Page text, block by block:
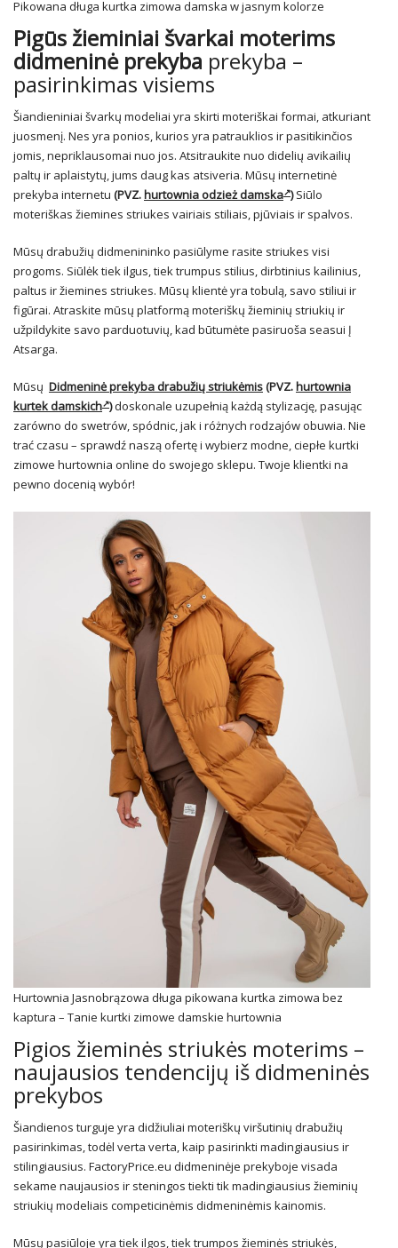
Pikowana długa kurtka zimowa damska w jasnym kolorze
Pigūs žieminiai švarkai moterims
didmeninė prekyba prekyba –
pasirinkimas visiems
Šiandieniniai švarkų modeliai yra skirti moteriškai formai, atkuriant
juosmenį. Nes yra ponios, kurios yra patrauklios ir pasitikinčios
jomis, nepriklausomai nuo jos. Atsitraukite nuo didelių avikailių
paltų ir aplaistytų, jums daug kas atsiveria. Mūsų internetinė
prekyba internetu (PVZ. hurtownia odzież damska )Siūlo
moteriškas žiemines striukes vairiais stiliais, pjūviais ir spalvos.
Mūsų drabužių didmenininko pasiūlyme rasite striukes visi
progoms. Siūlėk tiek ilgus, tiek trumpus stilius, dirbtinius kailinius,
paltus ir žiemines striukes. Mūsų klientė yra tobulą, savo stiliui ir
figūrai. Atraskite mūsų platformą moteriškų žieminių striukių ir
užpildykite savo parduotuvių, kad būtumėte pasiruoša seasui Į
Atsarga.
Mūsų Didmeninė prekyba drabužių striukėmis(PVZ. hurtownia
kurtek damskich )doskonale uzupełnią każdą stylizację, pasując
zarówno do swetrów, spódnic, jak i różnych rodzajów obuwia. Nie
trać czasu – sprawdź naszą ofertę i wybierz modne, ciepłe kurtki
zimowe hurtownia online do swojego sklepu. Twoje klientki na
pewno docenią wybór!
Hurtownia Jasnobrązowa długa pikowana kurtka zimowa bez
kaptura – Tanie kurtki zimowe damskie hurtownia
Pigios žieminės striukės moterims –
naujausios tendencijų iš didmeninės
prekybos
Šiandienos turguje yra didžiuliai moteriškų viršutinių drabužių
pasirinkimas, todėl verta verta, kaip pasirinkti madingiausius ir
stilingiausius. FactoryPrice.eu didmeninėje prekyboje visada
sekame naujausios ir steningos tiekti tik madingiausius žieminių
striukių modeliais competicinėmis didmeninėmis kainomis.
Mūsų pasiūloje yra tiek ilgos, tiek trumpos žieminės striukės,